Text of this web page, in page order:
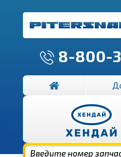
8-800-